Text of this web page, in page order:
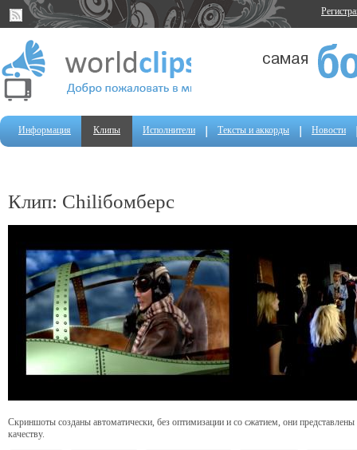
Информация Клипы Исполнители Тексты и аккорды Новости
Клип: Chiliбомберс
Скриншоты созданы автоматически, без оптимизации и со сжатием, они
качеству.